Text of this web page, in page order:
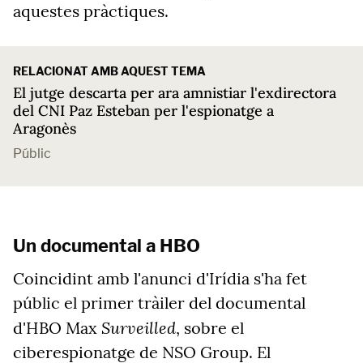
aquestes pràctiques.
RELACIONAT AMB AQUEST TEMA
El jutge descarta per ara amnistiar l'exdirectora
del CNI Paz Esteban per l'espionatge a
Aragonès
Públic
Un documental a HBO
Coincidint amb l'anunci d'Irídia s'ha fet
públic el primer tràiler del documental
d'HBO Max Surveilled, sobre el
ciberespionatge de NSO Group. El